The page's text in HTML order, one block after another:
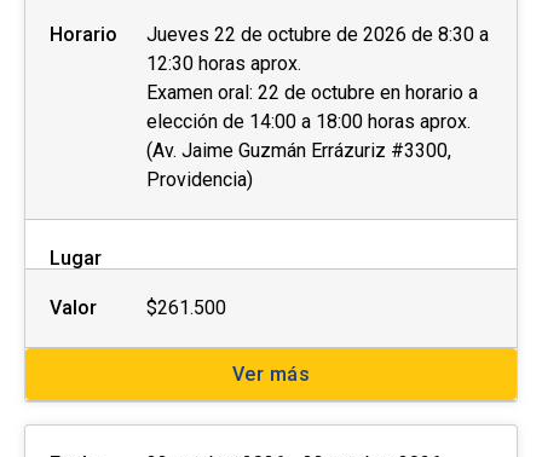
Horario
Jueves 22 de octubre de 2026 de 8:30 a
12:30 horas aprox.
Examen oral: 22 de octubre en horario a
elección de 14:00 a 18:00 horas aprox.
(Av. Jaime Guzmán Errázuriz #3300,
Providencia)
Lugar
Valor $261.500
Ver más